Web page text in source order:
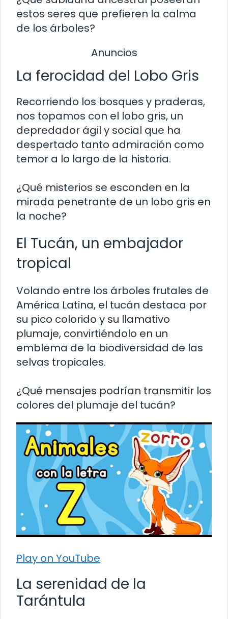
estos seres que prefieren la calma
de los árboles?
Anuncios
La ferocidad del Lobo Gris
Recorriendo los bosques y praderas,
nos topamos con el lobo gris, un
depredador ágil y social que ha
despertado tanto admiración como
temor a lo largo de la historia.
¿Qué misterios se esconden en la
mirada penetrante de un lobo gris en
la noche?
El Tucán, un embajador
tropical
Volando entre los árboles frutales de
América Latina, el tucán destaca por
su pico colorido y su llamativo
plumaje, convirtiéndolo en un
emblema de la biodiversidad de las
selvas tropicales.
¿Qué mensajes podrían transmitir los
colores del plumaje del tucán?
Play on YouTube
La serenidad de la
Tarántula